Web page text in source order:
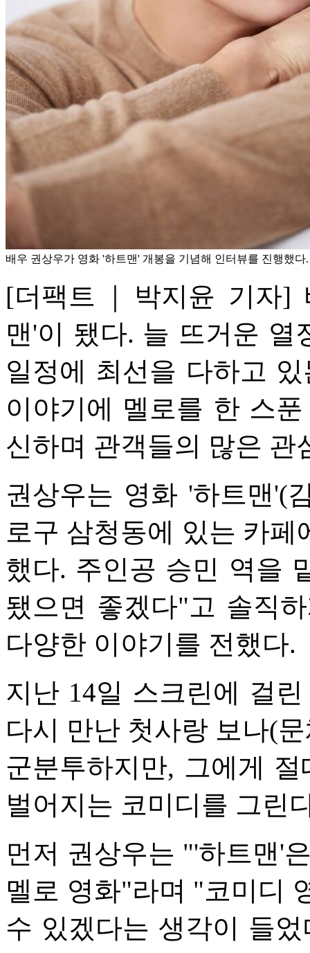
배우 권상우가 영화 '하트맨' 개봉을 기념해 인터뷰를 진행했다
[더팩트｜박지윤 기자]
맨'이 됐다. 늘 뜨거운 열
일정에 최선을 다하고
이야기에 멜로를 한 스
신하며 관객들의 많은 관
권상우는 영화 '하트맨'(
로구 삼청동에 있는 카
했다. 주인공 승민 역을
됐으면 좋겠다"고 솔직
다양한 이야기를 전했다.
지난 14일 스크린에 걸
다시 만난 첫사랑 보나(
군분투하지만, 그에게
벌어지는 코미디를 그린
먼저 권상우는 "'하트맨'
멜로 영화"라며 "코미디
수 있겠다는 생각이 들